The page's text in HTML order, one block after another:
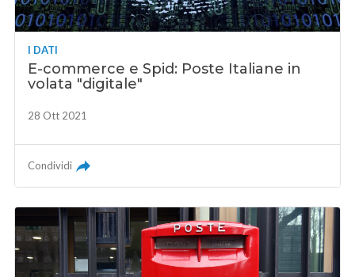
I DATI
E-commerce e Spid: Poste Italiane in
volata "digitale"
28 Ott 2021
Condividi